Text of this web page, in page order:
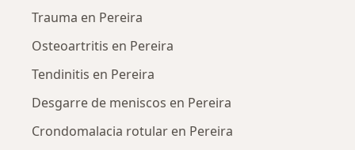
Trauma en Pereira
Osteoartritis en Pereira
Tendinitis en Pereira
Desgarre de meniscos en Pereira
Crondomalacia rotular en Pereira